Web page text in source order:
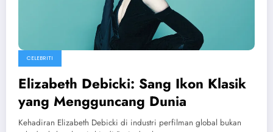
CELEBRITI
Elizabeth Debicki: Sang Ikon Klasik
yang Mengguncang Dunia
Kehadiran Elizabeth Debicki di industri perfilman global bukan